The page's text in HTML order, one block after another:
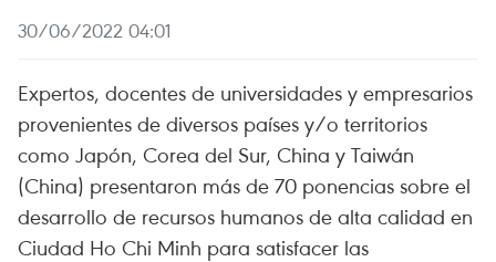
30/06/2022 04:01
Expertos, docentes de universidades y empresarios
provenientes de diversos países y/o territorios
como Japón, Corea del Sur, China y Taiwán
(China) presentaron más de 70 ponencias sobre el
desarrollo de recursos humanos de alta calidad en
Ciudad Ho Chi Minh para satisfacer las